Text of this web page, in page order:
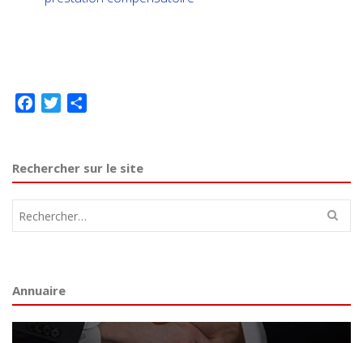
Facebook
Twitter
Rechercher sur le site
Annuaire